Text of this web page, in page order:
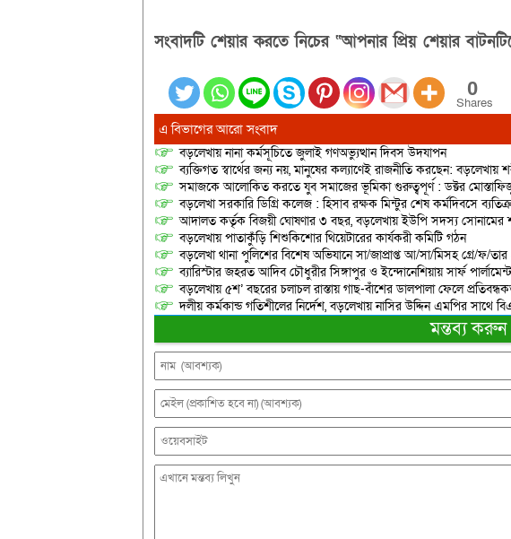
সংবাদটি শেয়ার করতে নিচের “আপনার প্রিয় শেয়ার
0
Shares
এ বিভাগের আরো সংবাদ
বড়লেখায় নানা কর্মসূচিতে জুলাই গণঅভ্যুত্থান দিবস উদযাপন
ব্যক্তিগত স্বার্থের জন্য নয়, মানুষের কল্যাণেই রাজনীতি করছেন:
সমাজকে আলোকিত করতে যুব সমাজের ভূমিকা গুরুত্বপূর্ণ : ডক্টর
বড়লেখা সরকারি ডিগ্রি কলেজ : হিসাব রক্ষক মিন্টুর শেষ কর্মদিবসে
আদালত কর্তৃক বিজয়ী ঘোষণার ৩ বছর, বড়লেখায় ইউপি সদস্য
বড়লেখায় পাতাকুঁড়ি শিশুকিশোর থিয়েটারের কার্যকরী কমিটি গঠন
বড়লেখা থানা পুলিশের বিশেষ অভিযানে সা/জাপ্রাপ্ত আ/সা/মিসহ গ্রে/ফ/
ব্যারিস্টার জহরত আদিব চৌধুরীর সিঙ্গাপুর ও ইন্দোনেশিয়ায় সার্ফ
বড়লেখায় ৫শ’ বছরের চলাচল রাস্তায় গাছ-বাঁশের ডালপালা ফেলে
দলীয় কর্মকান্ড গতিশীলের নির্দেশ, বড়লেখায় নাসির উদ্দিন এমপির সাথে
মন্তব্য করুন